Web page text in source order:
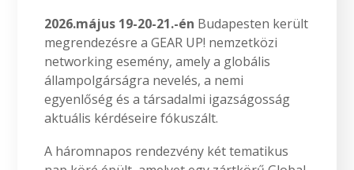
2026.május 19-20-21.-én Budapesten került
megrendezésre a GEAR UP! nemzetközi
networking esemény, amely a globális
állampolgárságra nevelés, a nemi
egyenlőség és a társadalmi igazságosság
aktuális kérdéseire fókuszált.
A háromnapos rendezvény két tematikus